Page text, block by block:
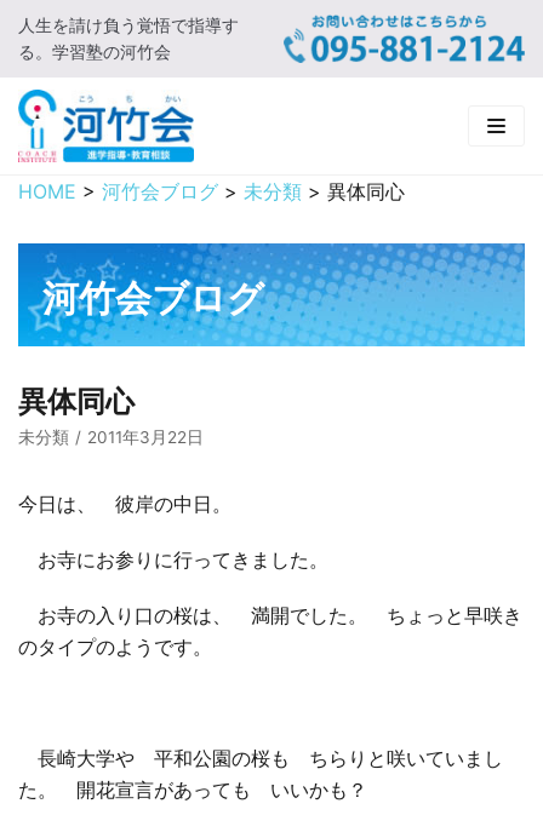
コ
ン
テ
ン
ツ
に
キ
プ
人生を請け負う覚悟で指導す
る。学習塾の河竹会
HOME
新着情報
□ お知らせ
河竹会について
□ 河竹会について
□ 小学部
実 績
HOME > 河竹会ブログ > 未分類 > 異体同心
河竹会ブログ
異体同心
未分類 2011年3月22日
今日は、 彼岸の中日。
お寺にお参りに行ってきました。
お寺の入り口の桜は、 満開でした。 ちょっと早咲き
のタイプのようです。
長崎大学や 平和公園の桜も ちらりと咲いていまし
た。 開花宣言があっても いいかも？